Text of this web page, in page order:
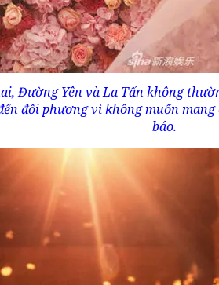
Đường Yên và La Tấn không
đối phương vì không muốn
báo.